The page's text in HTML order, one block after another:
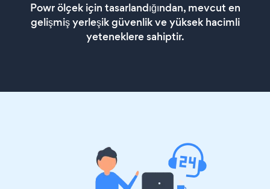
Powr ölçek için tasarlandığından, mevcut en
gelişmiş yerleşik güvenlik ve yüksek hacimli
yeteneklere sahiptir.